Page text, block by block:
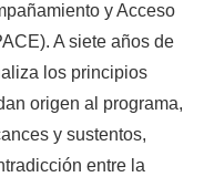
y Acceso
A siete años de
los principios
origen al programa,
y sustentos,
entre la